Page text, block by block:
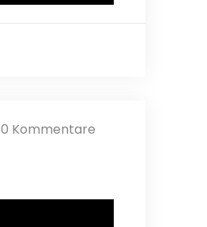
0 Kommentare